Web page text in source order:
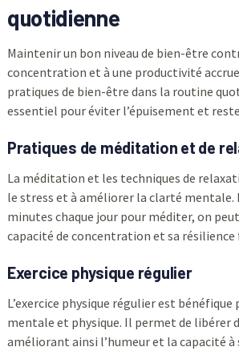
quotidienne
Maintenir un bon niveau de bien-être
concentration et à une productivité
pratiques de bien-être dans la routine
essentiel pour éviter l’épuisement et
Pratiques de méditation et de
La méditation et les techniques de
le stress et à améliorer la clarté mentale.
minutes chaque jour pour méditer, on
capacité de concentration et sa résilience
Exercice physique régulier
L’exercice physique régulier est bénéfique
mentale et physique. Il permet de libérer
améliorant ainsi l’humeur et la capacité à